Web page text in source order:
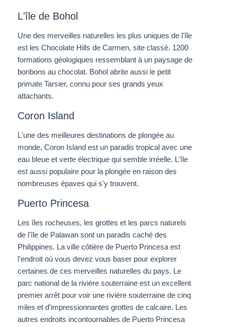
L'île de Bohol
Une des merveilles naturelles les plus uniques de l'île
est les Chocolate Hills de Carmen, site classé. 1200
formations géologiques ressemblant à un paysage de
bonbons au chocolat. Bohol abrite aussi le petit
primate Tarsier, connu pour ses grands yeux
attachants.
Coron Island
L'une des meilleures destinations de plongée au
monde, Coron Island est un paradis tropical avec une
eau bleue et verte électrique qui semble irréelle. L'île
est aussi populaire pour la plongée en raison des
nombreuses épaves qui s'y trouvent.
Puerto Princesa
Les îles rocheuses, les grottes et les parcs naturels
de l'île de Palawan sont un paradis caché des
Philippines. La ville côtière de Puerto Princesa est
l'endroit où vous devez vous baser pour explorer
certaines de ces merveilles naturelles du pays. Le
parc national de la rivière souterraine est un excellent
premier arrêt pour voir une rivière souterraine de cinq
miles et d'impressionnantes grottes de calcaire. Les
autres endroits incontournables de Puerto Princesa